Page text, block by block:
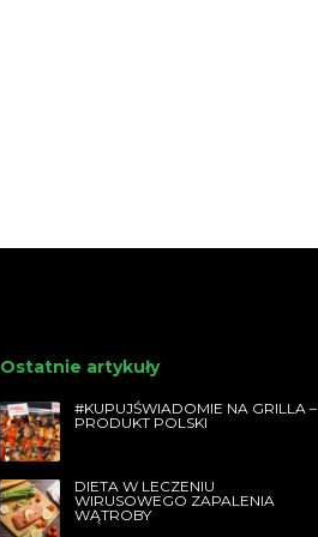
Ostatnie artykuły
#KUPUJŚWIADOMIE NA GRILLA –
PRODUKT POLSKI
DIETA W LECZENIU
WIRUSOWEGO ZAPALENIA
WĄTROBY